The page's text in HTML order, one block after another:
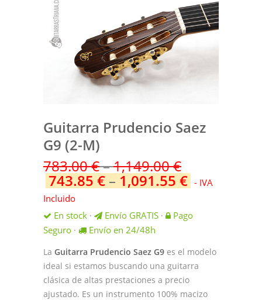
Guitarra Prudencio Saez
G9 (2-M)
783.00€–1,149.00€
743.85 € – 1,091.55 € - IVA
Incluido
En stock · Envío GRATIS ·
Pago
Seguro · Envío en 24/48h
La Guitarra Prudencio Saez G9 es el modelo
ideal si estamos buscando una guitarra
clásica de altas prestaciones a precio
ajustado. Es un instrumento 100% macizo